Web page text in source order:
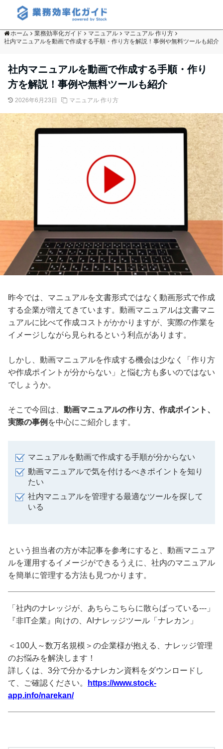
ホーム 業務効率化ガイド マニュアル
マニュアル 作り方
社内マニュアルを動画で作成する手順・作り方を解説！事例や無料ツールも紹介
社内マニュアルを動画で作成する手順・作り
方を解説！事例や無料ツールも紹介
2026年6月23日 マニュアル 作り方
昨今では、マニュアルを文書形式ではなく動画形式で作成
する企業が増えてきています。動画マニュアルは文書マニ
ュアルに比べて作成コストがかかりますが、実際の作業を
イメージしながら見られるという利点があります。
しかし、動画マニュアルを作成する機会は少なく「作り方
や作成ポイントが分からない」と悩む方も多いのではない
でしょうか。
そこで今回は、 動画マニュアルの作り方、作成ポイント、
実際の事例 を中心にご紹介します。
マニュアルを動画で作成する手順が分からない
動画マニュアルで気を付けるべきポイントを知り
たい
社内マニュアルを管理する最適なツールを探して
いる
という担当者の方が本記事を参考にすると、動画マニュア
ルを運用するイメージができるうえに、社内のマニュアル
を簡単に管理する方法も見つかります。
「社内のナレッジが、あちらこちらに散らばっている---」
『非IT企業』向けの、AIナレッジツール「ナレカン」
＜100人～数万名規模＞の企業様が抱える、ナレッジ管理
のお悩みを解決します！
詳しくは、3分で分かるナレカン資料をダウンロードし
て、ご確認ください。
https://www.stock-
app.info/narekan/